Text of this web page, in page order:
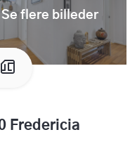
Se flere billeder
Fredericia